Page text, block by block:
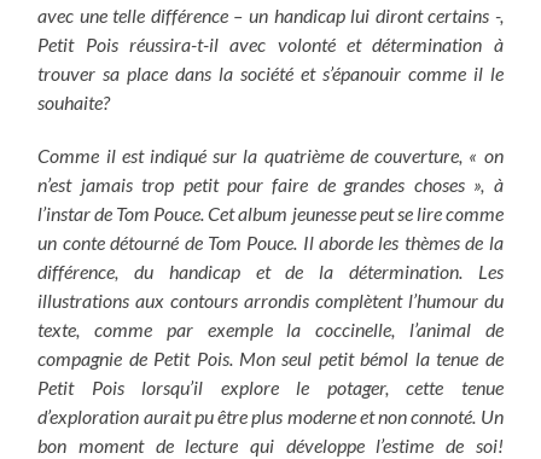
avec une telle différence – un handicap lui diront certains -,
Petit Pois réussira-t-il avec volonté et détermination à
trouver sa place dans la société et s’épanouir comme il le
souhaite?
Comme il est indiqué sur la quatrième de couverture, « on
n’est jamais trop petit pour faire de grandes choses », à
l’instar de Tom Pouce. Cet album jeunesse peut se lire comme
un conte détourné de Tom Pouce. Il aborde les thèmes de la
différence, du handicap et de la détermination. Les
illustrations aux contours arrondis complètent l’humour du
texte, comme par exemple la coccinelle, l’animal de
compagnie de Petit Pois. Mon seul petit bémol la tenue de
Petit Pois lorsqu’il explore le potager, cette tenue
d’exploration aurait pu être plus moderne et non connoté. Un
bon moment de lecture qui développe l’estime de soi!